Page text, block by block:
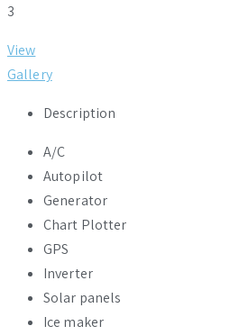
3
View
Gallery
Description
A/C
Autopilot
Generator
Chart Plotter
GPS
Inverter
Solar panels
Ice maker